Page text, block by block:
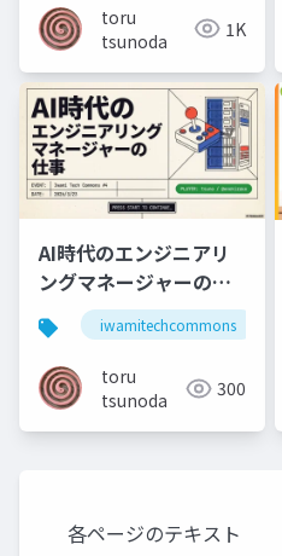
toru
tsunoda
1K
AI時代のエンジニアリ
ングマネージャーの仕
事
iwamitechcommons
toru
tsunoda
300
各ページのテキスト